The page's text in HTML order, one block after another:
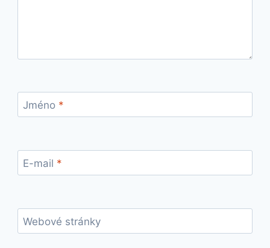
Jméno *
E-mail *
Webové stránky